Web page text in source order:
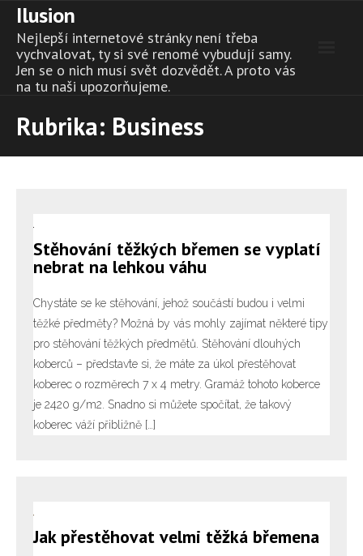
Skip
content
Ilusion
Nejlepší internetové stránky není třeba
vychvalovat, ty si své renomé vybudují samy.
Jen se o nich musí svět dozvědět. A proto vás
na tu naši upozorňujeme.
Rubrika: Business
Stěhování těžkých břemen se vyplatí
nebrat na lehkou váhu
Chystáte se ke stěhování, jehož součástí budou i velmi
těžké předměty? Možná by vás mohly zajímat některé tipy
pro stěhování těžkých předmětů. Stěhování dlouhých
koberců – představte si, že máte za úkol přestěhovat
koberec o rozměrech 7 x 4 metry. Gramáž tohoto koberce
je 2420 g/m2. Snadno si můžete spočítat, že takový
koberec váží přibližně […]
Jak přestěhovat velmi těžká břemena